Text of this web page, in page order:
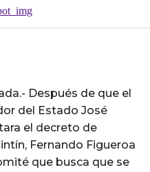
Después de que el
del Estado José
el decreto de
Fernando Figueroa
que busca que se